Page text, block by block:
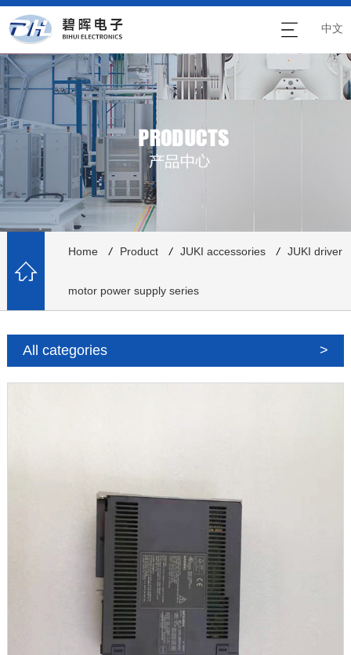
中文
Home / Product / JUKI accessories / JUKI driver
motor power supply series
All categories